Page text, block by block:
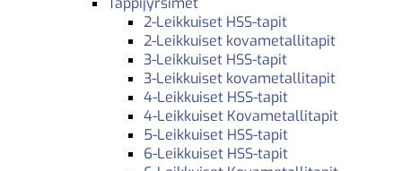
2-Leikkuiset HSS-tapit
2-Leikkuiset kovametallitapit
3-Leikkuiset HSS-tapit
3-Leikkuiset kovametallitapit
4-Leikkuiset HSS-tapit
4-Leikkuiset Kovametallitapit
5-Leikkuiset HSS-tapit
6-Leikkuiset HSS-tapit